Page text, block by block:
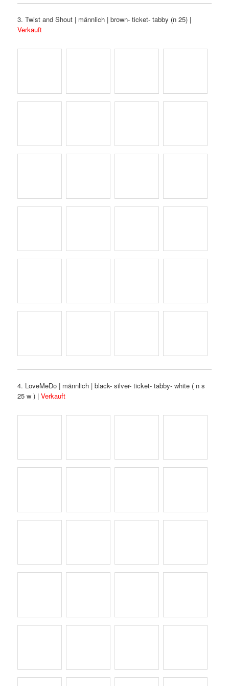
3. Twist and Shout | männlich | brown- ticket- tabby (n 25) |
Verkauft
4. LoveMeDo | männlich | black- silver- ticket- tabby- white ( n s
25 w ) |Verkauft